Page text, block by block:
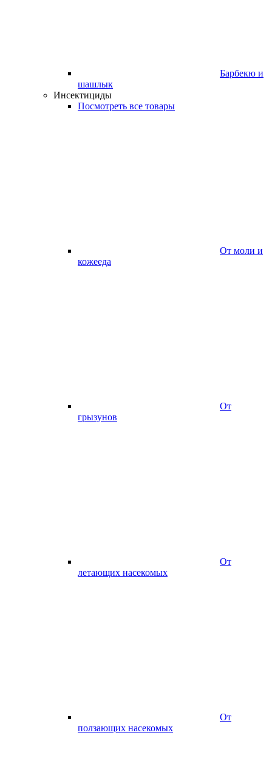
Барбекю и
шашлык
Инсектициды
Посмотреть все товары
От моли и
кожееда
От
грызунов
От
летающих насекомых
От
ползающих насекомых